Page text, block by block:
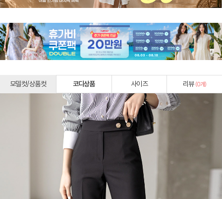
모델컷/상품컷 코디상품 사이즈 리뷰 (0개)